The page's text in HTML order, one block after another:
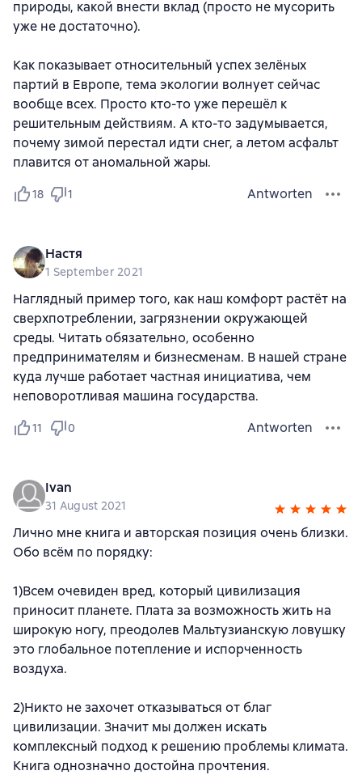
природы, какой внести вклад (просто не мусорить
уже не достаточно).
Как показывает относительный успех зелёных
партий в Европе, тема экологии волнует сейчас
вообще всех. Просто кто-то уже перешёл к
решительным действиям. А кто-то задумывается,
почему зимой перестал идти снег, а летом асфальт
плавится от аномальной жары.
18 1 Antworten
Настя
1 September 2021
Наглядный пример того, как наш комфорт растёт на
сверхпотреблении, загрязнении окружающей
среды. Читать обязательно, особенно
предпринимателям и бизнесменам. В нашей стране
куда лучше работает частная инициатива, чем
неповоротливая машина государства.
11 0 Antworten
Ivan
31 August 2021
Лично мне книга и авторская позиция очень близки.
Обо всём по порядку:
1)Всем очевиден вред, который цивилизация
приносит планете. Плата за возможность жить на
широкую ногу, преодолев Мальтузианскую ловушку
это глобальное потепление и испорченность
воздуха.
2)Никто не захочет отказываться от благ
цивилизации. Значит мы должен искать
комплексный подход к решению проблемы климата.
Книга однозначно достойна прочтения.